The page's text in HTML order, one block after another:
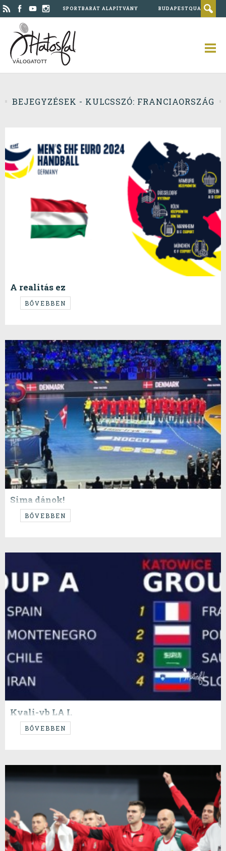
SPORTBARÁT ALAPÍTVÁNY BUDAPESTQUAD
VÁLOGATOTT
BEJEGYZÉSEK - KULCSSZÓ: FRANCIAORSZÁG
A realitás ez
...nincs ezzel semmi gond, nézzünk előre!
BŐVEBBEN
Sima dánok!
...a leglényegesebb mérkőzéseken spanyol és dán győzelem született...
BŐVEBBEN
Kvali-vb LA I.
A- és B-csoport
BŐVEBBEN